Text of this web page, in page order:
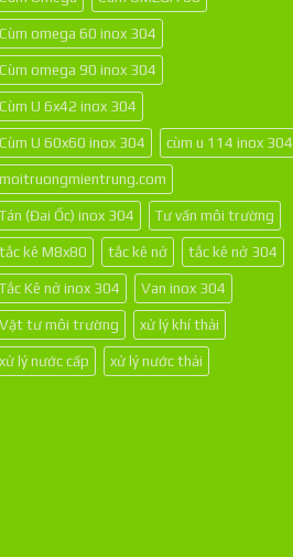
Cùm omega 60 inox 304
Cùm omega 90 inox 304
Cùm U 6x42 inox 304
Cùm U 60x60 inox 304 cùm u 114 inox 304
moitruongmientrung.com
Tán (Đai Ốc) inox 304 Tư vấn môi trường
tắc kê M8x80 tắc kê nở tắc kê nở 304
Tắc Kê nở inox 304 Van inox 304
Vật tư môi trường xử lý khí thải
xử lý nước cấp xử lý nước thải